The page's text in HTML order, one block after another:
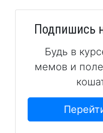
Подпишись
Будь в
мемов и